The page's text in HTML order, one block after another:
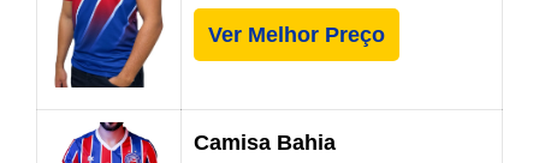
Ver Melhor Preço
Camisa Bahia